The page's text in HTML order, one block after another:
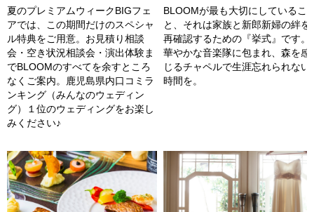
夏のプレミアムウィークBIGフェ
アでは、この期間だけのスペシャ
ル特典をご用意。お見積り相談
会・空き状況相談会・演出体験ま
でBLOOMのすべてを余すところ
なくご案内。鹿児島県内口コミラ
ンキング（みんなのウェディン
グ）１位のウェディングをお楽し
みください♪
BLOOMが最も大切にしているこ
と、それは家族と新郎新婦の絆を
再確認するための『挙式』です。
華やかな音楽隊に包まれ、森を感
じるチャペルで生涯忘れられない
時間を。